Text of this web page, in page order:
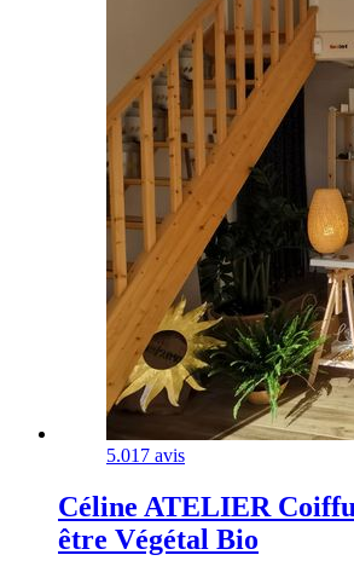
5.017 avis
Céline ATELIER
être Végétal Bio